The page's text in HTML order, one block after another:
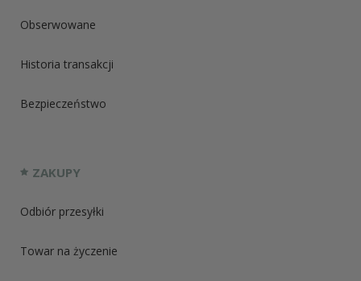
Obserwowane
Historia transakcji
Bezpieczeństwo
ZAKUPY
Odbiór przesyłki
Towar na życzenie